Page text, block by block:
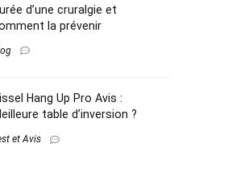
d’une cruralgie et
la prévenir
Hang Up Pro Avis :
table d’inversion ?
et Avis